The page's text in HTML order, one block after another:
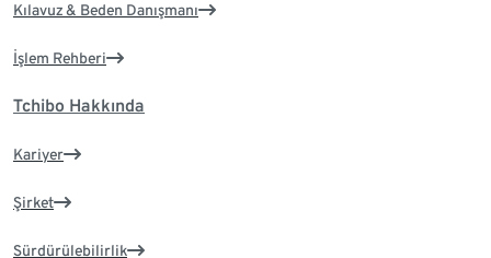
Kılavuz & Beden Danışmanı
İşlem Rehberi
Tchibo Hakkında
Kariyer
Şirket
Sürdürülebilirlik